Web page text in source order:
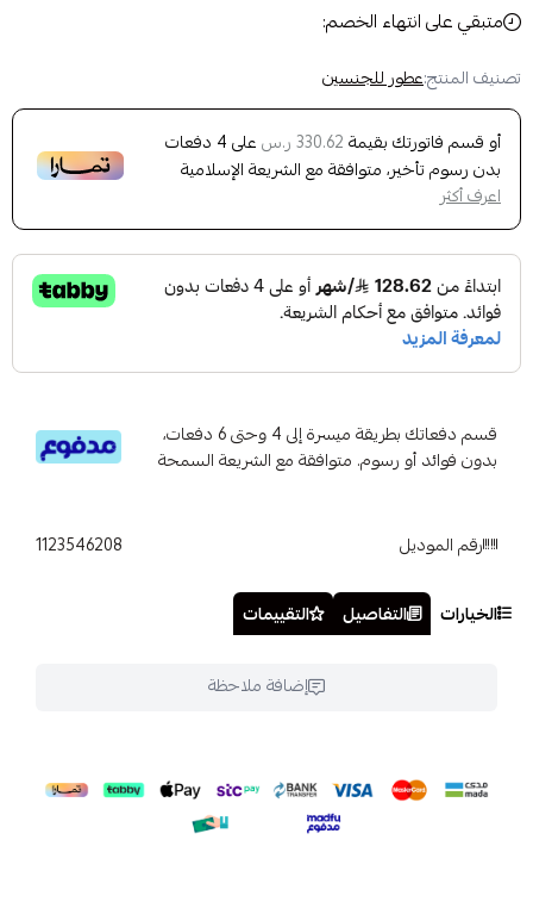
متبقي على انتهاء الخصم:
تصنيف المنتج:عطور للجنسين
أو قسم فاتورتك بقيمة 330.62 ر.س على4 دفعات
بدون رسوم تأخير، متوافقة مع الشريعة الإسلامية
اعرف أكثر
قسم دفعاتك بطريقة ميسرة إلى 4 وحتى 6 دفعات،
بدون فوائد أو رسوم. متوافقة مع الشريعة السمحة
رقم الموديل 1123546208
الخيارات التفاصيل التقييمات
إضافة ملاحظة